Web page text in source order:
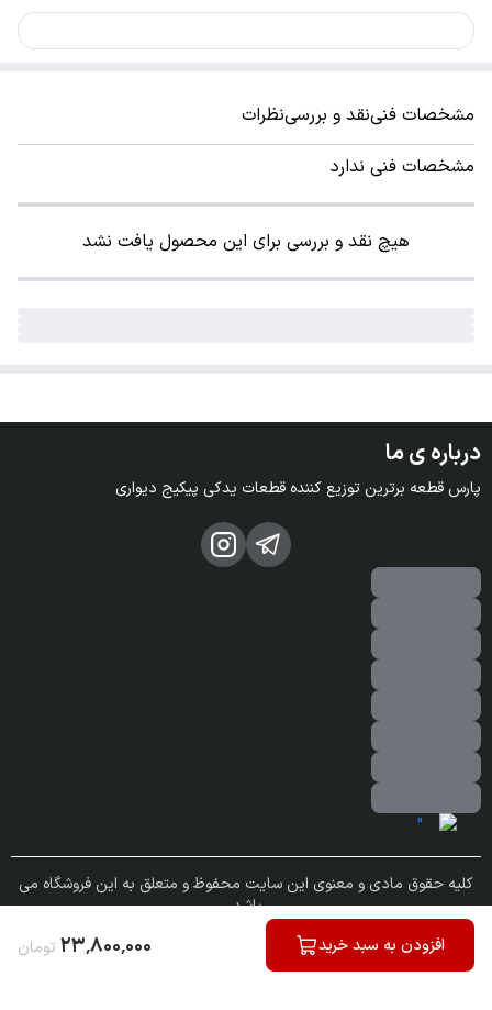
افزودن به سبد خرید ۲۳٬۸۰۰٬۰۰۰ تومان
مشخصات فنینقد و بررسینظرات
مشخصات فنی ندارد
هیچ نقد و بررسی برای این محصول یافت نشد
درباره ی ما
پارس قطعه برترین توزیع کننده قطعات یدکی پیکیج دیواری
کلیه حقوق مادی و معنوی این سایت محفوظ و متعلق به این فروشگاه می
باشد.
ساخته شده توسط